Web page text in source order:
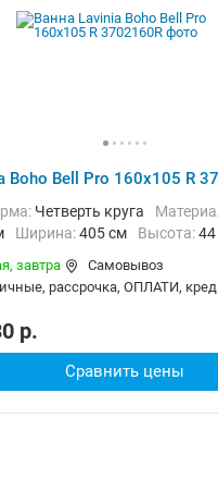
Boho Bell Pro 160x105 R
Четверть круга
Ширина:405 см Высота:
завтра
Самовывоз
рассрочка, ОПЛАТИ,
p.
Сравнить цены